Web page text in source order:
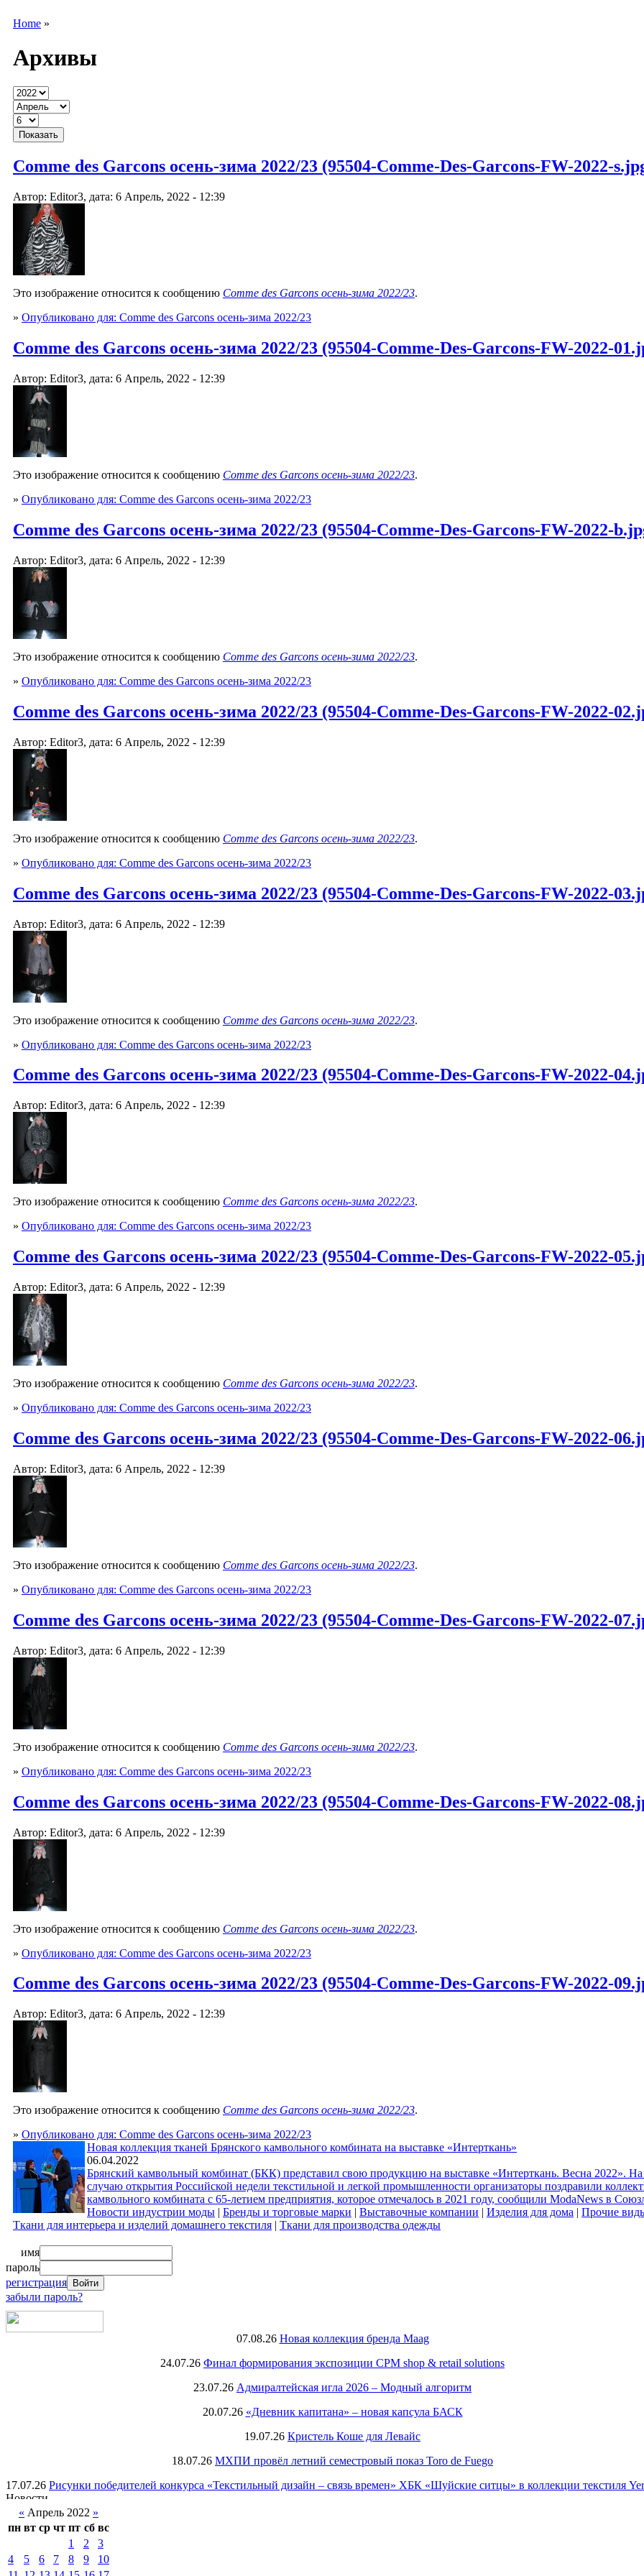
Home »
Архивы
Comme des Garcons осень-зима 2022/23 (95504-Comme-Des-Garcons-FW-2022-
Автор: Editor3, дата: 6 Апрель, 2022 - 12:39
Это изображение относится к сообщению Comme des Garcons осень-зима 2022/23.
» Опубликовано для: Comme des Garcons осень-зима 2022/23
Comme des Garcons осень-зима 2022/23 (95504-Comme-Des-Garcons-FW-2022-
Автор: Editor3, дата: 6 Апрель, 2022 - 12:39
Это изображение относится к сообщению Comme des Garcons осень-зима 2022/23.
» Опубликовано для: Comme des Garcons осень-зима 2022/23
Comme des Garcons осень-зима 2022/23 (95504-Comme-Des-Garcons-FW-2022-
Автор: Editor3, дата: 6 Апрель, 2022 - 12:39
Это изображение относится к сообщению Comme des Garcons осень-зима 2022/23.
» Опубликовано для: Comme des Garcons осень-зима 2022/23
Comme des Garcons осень-зима 2022/23 (95504-Comme-Des-Garcons-FW-2022-
Автор: Editor3, дата: 6 Апрель, 2022 - 12:39
Это изображение относится к сообщению Comme des Garcons осень-зима 2022/23.
» Опубликовано для: Comme des Garcons осень-зима 2022/23
Comme des Garcons осень-зима 2022/23 (95504-Comme-Des-Garcons-FW-2022-
Автор: Editor3, дата: 6 Апрель, 2022 - 12:39
Это изображение относится к сообщению Comme des Garcons осень-зима 2022/23.
» Опубликовано для: Comme des Garcons осень-зима 2022/23
Comme des Garcons осень-зима 2022/23 (95504-Comme-Des-Garcons-FW-2022-
Автор: Editor3, дата: 6 Апрель, 2022 - 12:39
Это изображение относится к сообщению Comme des Garcons осень-зима 2022/23.
» Опубликовано для: Comme des Garcons осень-зима 2022/23
Comme des Garcons осень-зима 2022/23 (95504-Comme-Des-Garcons-FW-2022-
Автор: Editor3, дата: 6 Апрель, 2022 - 12:39
Это изображение относится к сообщению Comme des Garcons осень-зима 2022/23.
» Опубликовано для: Comme des Garcons осень-зима 2022/23
Comme des Garcons осень-зима 2022/23 (95504-Comme-Des-Garcons-FW-2022-
Автор: Editor3, дата: 6 Апрель, 2022 - 12:39
Это изображение относится к сообщению Comme des Garcons осень-зима 2022/23.
» Опубликовано для: Comme des Garcons осень-зима 2022/23
Comme des Garcons осень-зима 2022/23 (95504-Comme-Des-Garcons-FW-2022-
Автор: Editor3, дата: 6 Апрель, 2022 - 12:39
Это изображение относится к сообщению Comme des Garcons осень-зима 2022/23.
» Опубликовано для: Comme des Garcons осень-зима 2022/23
Comme des Garcons осень-зима 2022/23 (95504-Comme-Des-Garcons-FW-2022-
Автор: Editor3, дата: 6 Апрель, 2022 - 12:39
Это изображение относится к сообщению Comme des Garcons осень-зима 2022/23.
» Опубликовано для: Comme des Garcons осень-зима 2022/23
Comme des Garcons осень-зима 2022/23 (95504-Comme-Des-Garcons-FW-2022-
Автор: Editor3, дата: 6 Апрель, 2022 - 12:39
Это изображение относится к сообщению Comme des Garcons осень-зима 2022/23.
» Опубликовано для: Comme des Garcons осень-зима 2022/23
Новая коллекция тканей Брянского камвольного комбината на выставке «Интерткань»
06.04.2022
Брянский камвольный комбинат (БКК) представил свою продукцию на выставке «Интерткань. Весна 2022».
случаю открытия Российской недели текстильной и легкой промышленности организаторы поздравили
камвольного комбината с 65-летием предприятия, которое отмечалось в 2021 году, сообщили ModaNews в
Новости индустрии моды | Бренды и торговые марки | Выставочные компании | Изделия для дома | Прочие
Ткани для интерьера и изделий домашнего текстиля | Ткани для производства одежды
имя
пароль
регистрация
забыли пароль?
07.08.26 Новая коллекция бренда Maag
24.07.26 Финал формирования экспозиции CPM shop & retail solutions
23.07.26 Адмиралтейская игла 2026 – Модный алгоритм
20.07.26 «Дневник капитана» – новая капсула БАСК
19.07.26 Кристель Коше для Левайс
18.07.26 МХПИ провёл летний семестровый показ Toro de Fuego
17.07.26 Рисунки победителей конкурса «Текстильный дизайн – связь времен» ХБК «Шуйские ситцы» в коллекции текстиля
« Апрель 2022 »
пн вт ср чт пт сб вс
1
2
3
4
5 6 7 8 9
10